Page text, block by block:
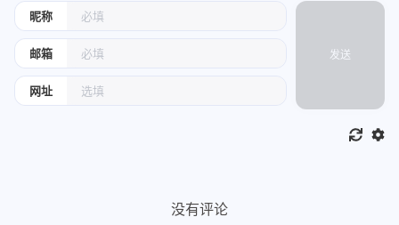
昵称
邮箱
网址
发送
没有评论